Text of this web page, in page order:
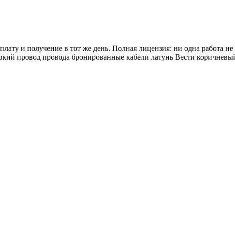
и получение в тот же день. Полная лицензия: ни одна работа
провод провода бронированные кабели латунь Вести